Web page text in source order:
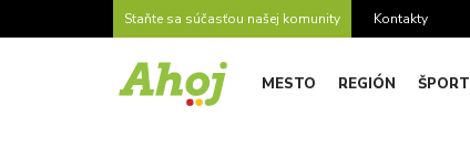
Staňte sa súčasťou našej komunity Kontakty
MESTO REGIÓN ŠPORT